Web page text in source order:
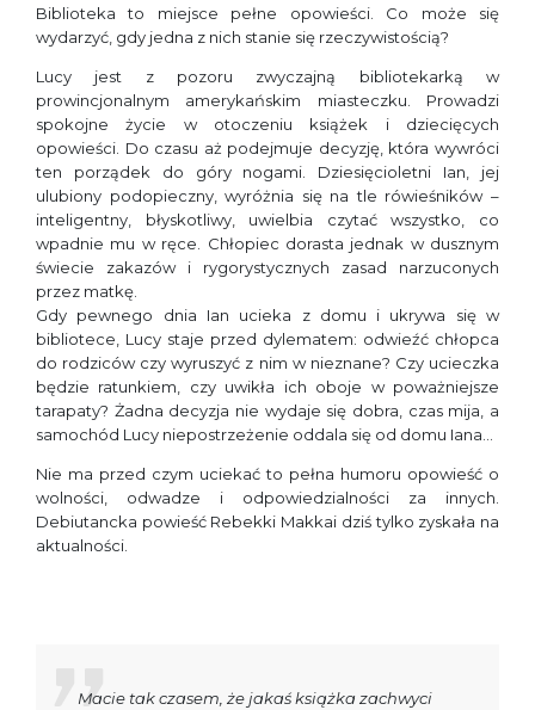
Biblioteka to miejsce pełne opowieści. Co może się
wydarzyć, gdy jedna z nich stanie się rzeczywistością?
Lucy jest z pozoru zwyczajną bibliotekarką w
prowincjonalnym amerykańskim miasteczku. Prowadzi
spokojne życie w otoczeniu książek i dziecięcych
opowieści. Do czasu aż podejmuje decyzję, która wywróci
ten porządek do góry nogami. Dziesięcioletni Ian, jej
ulubiony podopieczny, wyróżnia się na tle rówieśników –
inteligentny, błyskotliwy, uwielbia czytać wszystko, co
wpadnie mu w ręce. Chłopiec dorasta jednak w dusznym
świecie zakazów i rygorystycznych zasad narzuconych
przez matkę.
Gdy pewnego dnia Ian ucieka z domu i ukrywa się w
bibliotece, Lucy staje przed dylematem: odwieźć chłopca
do rodziców czy wyruszyć z nim w nieznane? Czy ucieczka
będzie ratunkiem, czy uwikła ich oboje w poważniejsze
tarapaty? Żadna decyzja nie wydaje się dobra, czas mija, a
samochód Lucy niepostrzeżenie oddala się od domu Iana…
Nie ma przed czym uciekać to pełna humoru opowieść o
wolności, odwadze i odpowiedzialności za innych.
Debiutancka powieść Rebekki Makkai dziś tylko zyskała na
aktualności.
Macie tak czasem, że jakaś książka zachwyci